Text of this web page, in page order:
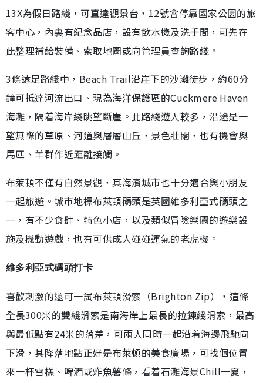
13X為假日路綫，可直達觀景台，12號會停靠國家公園的旅
客中心，內裏有紀念品店，設有飲水機及洗手間，可先在
此整理補給裝備、索取地圖或向管理員查詢路綫。
3條遠足路綫中，Beach Trail沿崖下的沙灘徒步，約60分
鐘可抵達河流出口、現為海洋保護區的Cuckmere Haven
海灘，隔着海岸綫眺望斷崖。此路綫遊人較多，沿途是一
望無際的草原、河道與層層山丘，景色壯闊，也有機會與
馬匹、羊群作近距離接觸。
布萊頓不僅有自然景觀，其海濱城市也十分適合與小朋友
一起旅遊。城市地標布萊頓碼頭是英國維多利亞式碼頭之
一，有不少食肆、特色小店，以及類似冒險樂園的遊樂設
施及機動遊戲，也有可供成人碰碰運氣的老虎機。
維多利亞式碼頭打卡
喜歡刺激的還可一試布萊頓滑索（Brighton Zip），這條
全長300米的雙綫滑索是南海岸上最長的拉鍊綫滑索，最高
與最低點有24米的落差，可兩人同時一起沿着海邊飛馳向
下滑，其降落地點正好是布萊頓的美食廣場，可找個位置
來一杯雪榚、啤酒或炸魚薯條，看着石灘海景Chill一夏，